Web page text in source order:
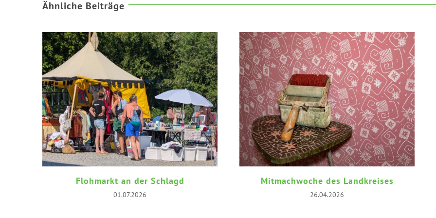
Ähnliche Beiträge
Flohmarkt an der Schlagd
01.07.2026
Mitmachwoche des Landkreises
26.04.2026